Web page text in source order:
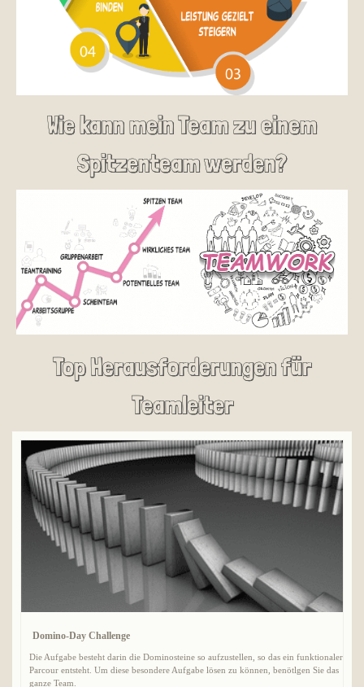
Wie kann mein Team zu einem
Spitzenteam werden?
Top Herausforderungen für
Teamleiter
Domino-Day Challenge
Die Aufgabe besteht darin die Dominosteine so aufzustellen, so das ein funktionaler
Parcour entsteht. Um diese besondere Aufgabe lösen zu können, benötlgen Sie das
ganze Team.